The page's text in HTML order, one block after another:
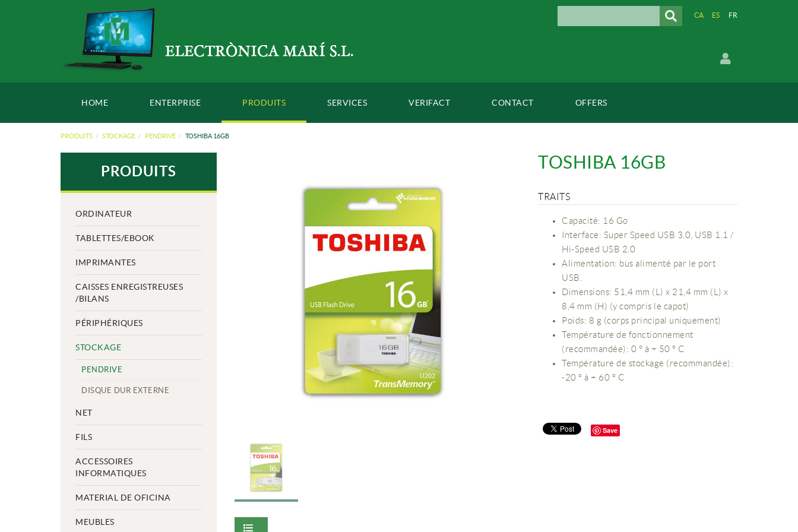
CA ES FR
HOME ENTERPRISE PRODUITS SERVICES VERIFACT CONTACT OFFERS
PRODUITS STOCKAGE PENDRIVE TOSHIBA 16GB
PRODUITS
ORDINATEUR
TABLETTES/EBOOK
IMPRIMANTES
CAISSES ENREGISTREUSES
/BILANS
PÉRIPHÉRIQUES
STOCKAGE
PENDRIVE
DISQUE DUR EXTERNE
NET
FILS
ACCESSOIRES
INFORMATIQUES
MATERIAL DE OFICINA
MEUBLES
TOSHIBA 16GB
TRAITS
Capacité: 16 Go
Interface: Super Speed ​​USB 3.0, USB 1.1 /
Hi-Speed ​​USB 2.0
Alimentation: bus alimenté par le port
USB.
Dimensions: 51,4 mm (L) x 21,4 mm (L) x
8,4 mm (H) (y compris le capot)
Poids: 8 g (corps principal uniquement)
Température de fonctionnement
(recommandée): 0 ° à + 50 ° C
Température de stockage (recommandée):
-20 ° à + 60 ° C
Save